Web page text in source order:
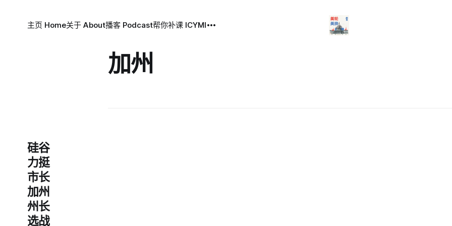
主页 Home关于 About播客 Podcast帮你补课 ICYMI
加州
硅谷
力挺
市长
加州
州长
选战